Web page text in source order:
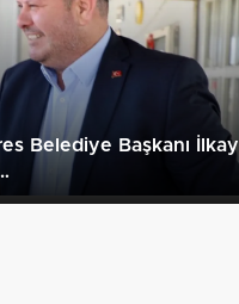
Belediye Başkanı İlkay